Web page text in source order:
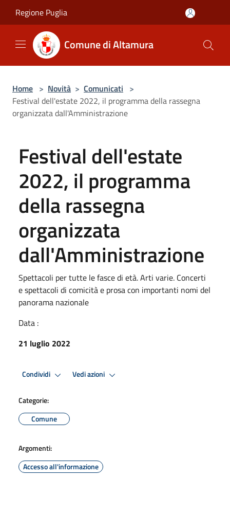
Regione Puglia
Comune di Altamura
Home > Novità > Comunicati >
Festival dell'estate 2022, il programma della rassegna
organizzata dall'Amministrazione
Festival dell'estate
2022, il programma
della rassegna
organizzata
dall'Amministrazione
Spettacoli per tutte le fasce di età. Arti varie. Concerti
e spettacoli di comicità e prosa con importanti nomi del
panorama nazionale
Data :
21 luglio 2022
Condividi Vedi azioni
Categorie:
Comune
Argomenti:
Accesso all'informazione